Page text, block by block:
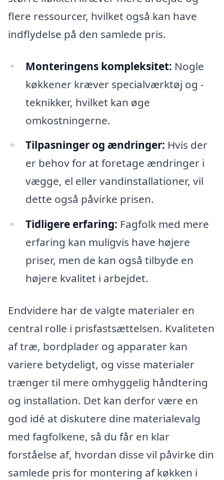
flere ressourcer, hvilket også kan have
indflydelse på den samlede pris.
Monteringens kompleksitet: Nogle
køkkener kræver specialværktøj og -
teknikker, hvilket kan øge
omkostningerne.
Tilpasninger og ændringer: Hvis der
er behov for at foretage ændringer i
vægge, el eller vandinstallationer, vil
dette også påvirke prisen.
Tidligere erfaring: Fagfolk med mere
erfaring kan muligvis have højere
priser, men de kan også tilbyde en
højere kvalitet i arbejdet.
Endvidere har de valgte materialer en
central rolle i prisfastsættelsen. Kvaliteten
af træ, bordplader og apparater kan
variere betydeligt, og visse materialer
trænger til mere omhyggelig håndtering
og installation. Det kan derfor være en
god idé at diskutere dine materialevalg
med fagfolkene, så du får en klar
forståelse af, hvordan disse vil påvirke din
samlede pris for montering af køkken i